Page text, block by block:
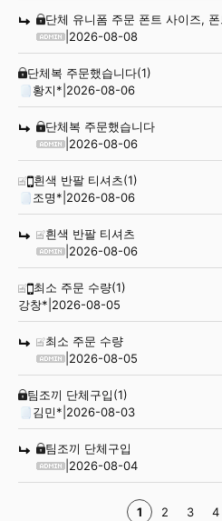
단체 유니폼 주문 폰트 사이즈,
2026-08-08
단체복 주문했습니다(1)
황지* 2026-08-06
단체복 주문했습니다
2026-08-06
흰색 반팔 티셔츠(1)
조명* 2026-08-06
흰색 반팔 티셔츠
2026-08-06
최소 주문 수량(1)
강창* 2026-08-05
최소 주문 수량
2026-08-05
팀조끼 단체구입(1)
김민* 2026-08-03
팀조끼 단체구입
2026-08-04
1 2 3 4